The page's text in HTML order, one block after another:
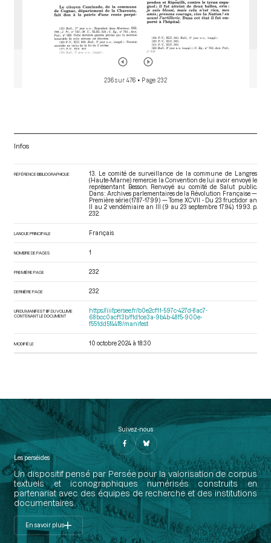
236 sur 476 • Page 232
Infos
RÉFÉRENCE BIBLIOGRAPHIQUE
13. Le comité de surveillance de la commune de Langres
(Haute-Marne) remercie la Convention de lui avoir envoyé le
représentant Besson. Renvoyé au comité de Salut public.
Dans : Archives parlementaires de la Révolution Française —
Première série (1787-1799) — Tome XCVII - Du 23 fructidor an
II au 2 vendémiaire an III (9 au 23 septembre 1794). 1993. p.
232.
LANGUE PRINCIPALE Français
NOMBRE DE PAGES 1
PREMIÈRE PAGE 232
DERNIÈRE PAGE 232
URI DU MANIFEST IIIF DU VOLUME
CONTENANT LE DOCUMENT
https://iiif.persee.fr/b0e2cf11-597c-427d-8ac7-
68bcc0acf13b/f1d1ce3a-9b4b-48f5-900e-
f551dd5f44f8/manifest
MODIFIÉ LE 10 octobre 2024 à 18:30
Suivez-nous
Les perséides
Un dispositif pensé par Persée pour la valorisation de corpus
textuels et iconographiques numérisés construits en
partenariat avec des équipes de recherche et des institutions
documentaires.
En savoir plus